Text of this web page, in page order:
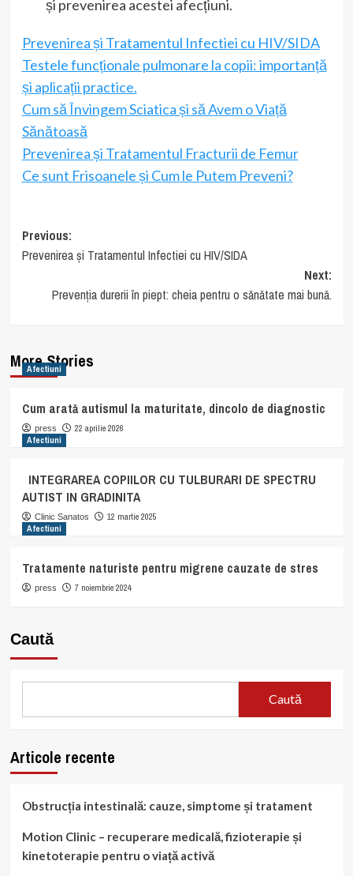
și prevenirea acestei afecțiuni.
Prevenirea și Tratamentul Infectiei cu HIV/SIDA
Testele funcționale pulmonare la copii: importanță
și aplicații practice.
Cum să Învingem Sciatica și să Avem o Viață
Sănătoasă
Prevenirea și Tratamentul Fracturii de Femur
Ce sunt Frisoanele și Cum le Putem Preveni?
Post
navigation
Previous:
Prevenirea și Tratamentul Infectiei cu HIV/SIDA
Next:
Prevenția durerii în piept: cheia pentru o sănătate mai bună.
More Stories
Afectiuni
Cum arată autismul la maturitate, dincolo de diagnostic
press
22 aprilie 2026
Afectiuni
INTEGRAREA COPIILOR CU TULBURARI DE SPECTRU
AUTIST IN GRADINITA
Clinic Sanatos
12 martie 2025
Afectiuni
Tratamente naturiste pentru migrene cauzate de stres
press 7 noiembrie 2024
Caută
Caută
Articole recente
Obstrucția intestinală: cauze, simptome și tratament
Motion Clinic – recuperare medicală, fizioterapie și
kinetoterapie pentru o viață activă